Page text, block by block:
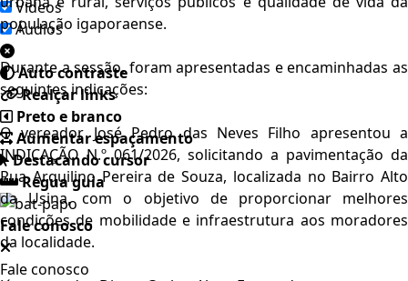
Videos
Áudios
Auto contraste
Realçar links
Preto e branco
Aumentar espaçamento
Destacando cursor
Regua guia
Fale conosco
Fale conosco
população igaporaense.
Durante a sessão, foram apresentadas e encaminhadas as
seguintes indicações:
O vereadorJosé Pedro das Neves Filho apresentou a
INDICAÇÃO N.º 061/2026, solicitando a pavimentação da
Rua Arquilino Pereira de Souza, localizada no Bairro Alto
da Usina, com o objetivo de proporcionar melhores
condições de mobilidade e infraestrutura aos moradores
da localidade.